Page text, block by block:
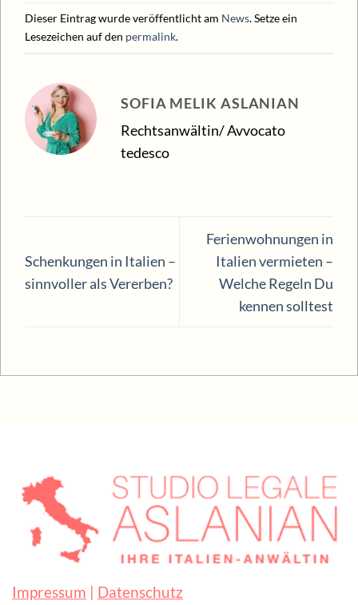
Dieser Eintrag wurde veröffentlicht am News. Setze ein
Lesezeichen auf den permalink.
SOFIA MELIK ASLANIAN
Rechtsanwältin/ Avvocato
tedesco
Schenkungen in Italien –
sinnvoller als Vererben?
Ferienwohnungen in
Italien vermieten –
Welche Regeln Du
kennen solltest
Impressum | Datenschutz